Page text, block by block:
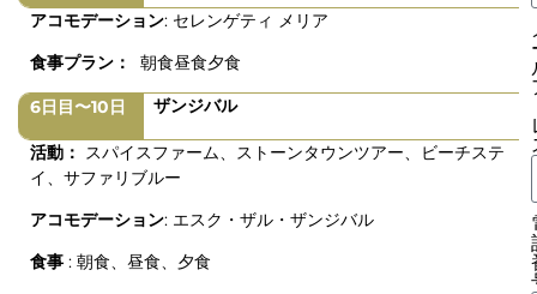
アコモデーション: セレンゲティ メリア
食事プラン：
朝食昼食夕食
6日目〜10日 ザンジバル
活動： スパイスファーム、ストーンタウンツアー、ビーチステ
イ、サファリブルー
アコモデーション: エスク・ザル・ザンジバル
食事 : 朝食、昼食、夕食